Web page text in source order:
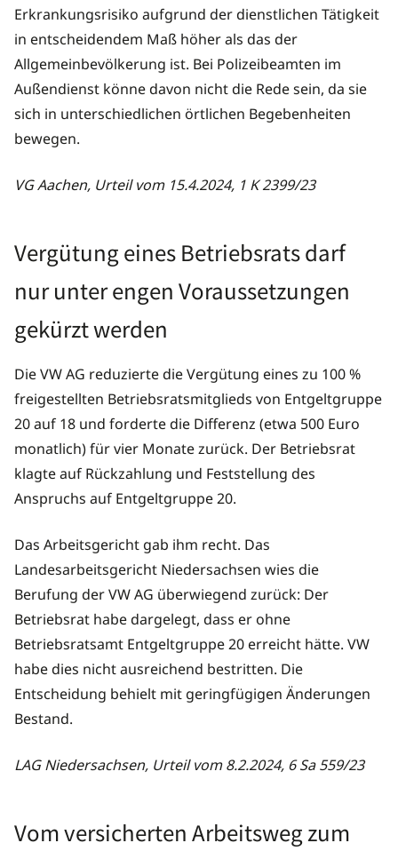
Erkrankungsrisiko aufgrund der dienstlichen Tätigkeit
in entscheidendem Maß höher als das der
Allgemeinbevölkerung ist. Bei Polizeibeamten im
Außendienst könne davon nicht die Rede sein, da sie
sich in unterschiedlichen örtlichen Begebenheiten
bewegen.
VG Aachen, Urteil vom 15.4.2024, 1 K 2399/23
Vergütung eines Betriebsrats darf
nur unter engen Voraussetzungen
gekürzt werden
Die VW AG reduzierte die Vergütung eines zu 100 %
freigestellten Betriebsratsmitglieds von Entgeltgruppe
20 auf 18 und forderte die Differenz (etwa 500 Euro
monatlich) für vier Monate zurück. Der Betriebsrat
klagte auf Rückzahlung und Feststellung des
Anspruchs auf Entgeltgruppe 20.
Das Arbeitsgericht gab ihm recht. Das
Landesarbeitsgericht Niedersachsen wies die
Berufung der VW AG überwiegend zurück: Der
Betriebsrat habe dargelegt, dass er ohne
Betriebsratsamt Entgeltgruppe 20 erreicht hätte. VW
habe dies nicht ausreichend bestritten. Die
Entscheidung behielt mit geringfügigen Änderungen
Bestand.
LAG Niedersachsen, Urteil vom 8.2.2024, 6 Sa 559/23
Vom versicherten Arbeitsweg zum